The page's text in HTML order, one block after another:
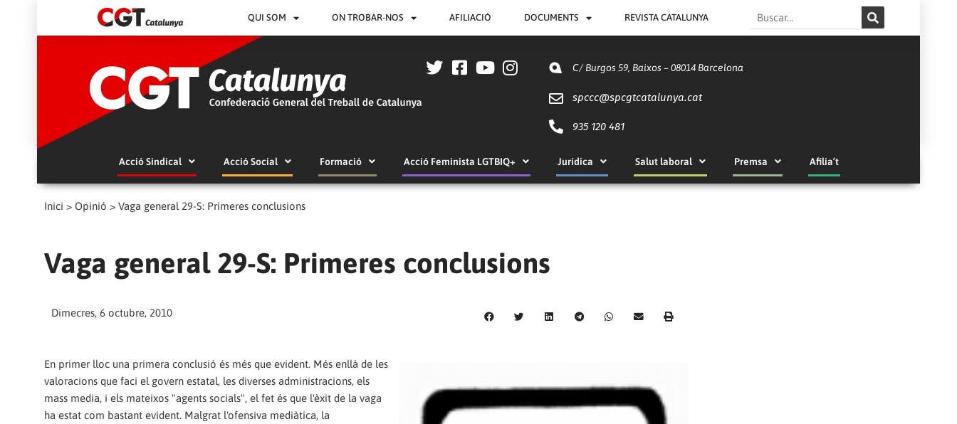
QUI SOM ON TROBAR-NOS AFILIACIÓ DOCUMENTS REVISTA CATALUNYA Search
C/ Burgos 59, Baixos – 08014 Barcelona
spccc@spcgtcatalunya.cat
935 120 481
Acció Sindical Acció Social Formació Acció Feminista LGTBIQ+ Jurídica Salut laboral Premsa Afilia’t
Inici > Opinió > Vaga general 29-S: Primeres conclusions
Vaga general 29-S: Primeres conclusions
Dimecres, 6 octubre, 2010
En primer lloc una primera conclusió és més que evident. Més enllà de les
valoracions que faci el govern estatal, les diverses administracions, els
mass media, i els mateixos "agents socials", el fet és que l'èxit de la vaga
ha estat com bastant evident. Malgrat l'ofensiva mediàtica, la